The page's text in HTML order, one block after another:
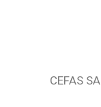
CEFAS